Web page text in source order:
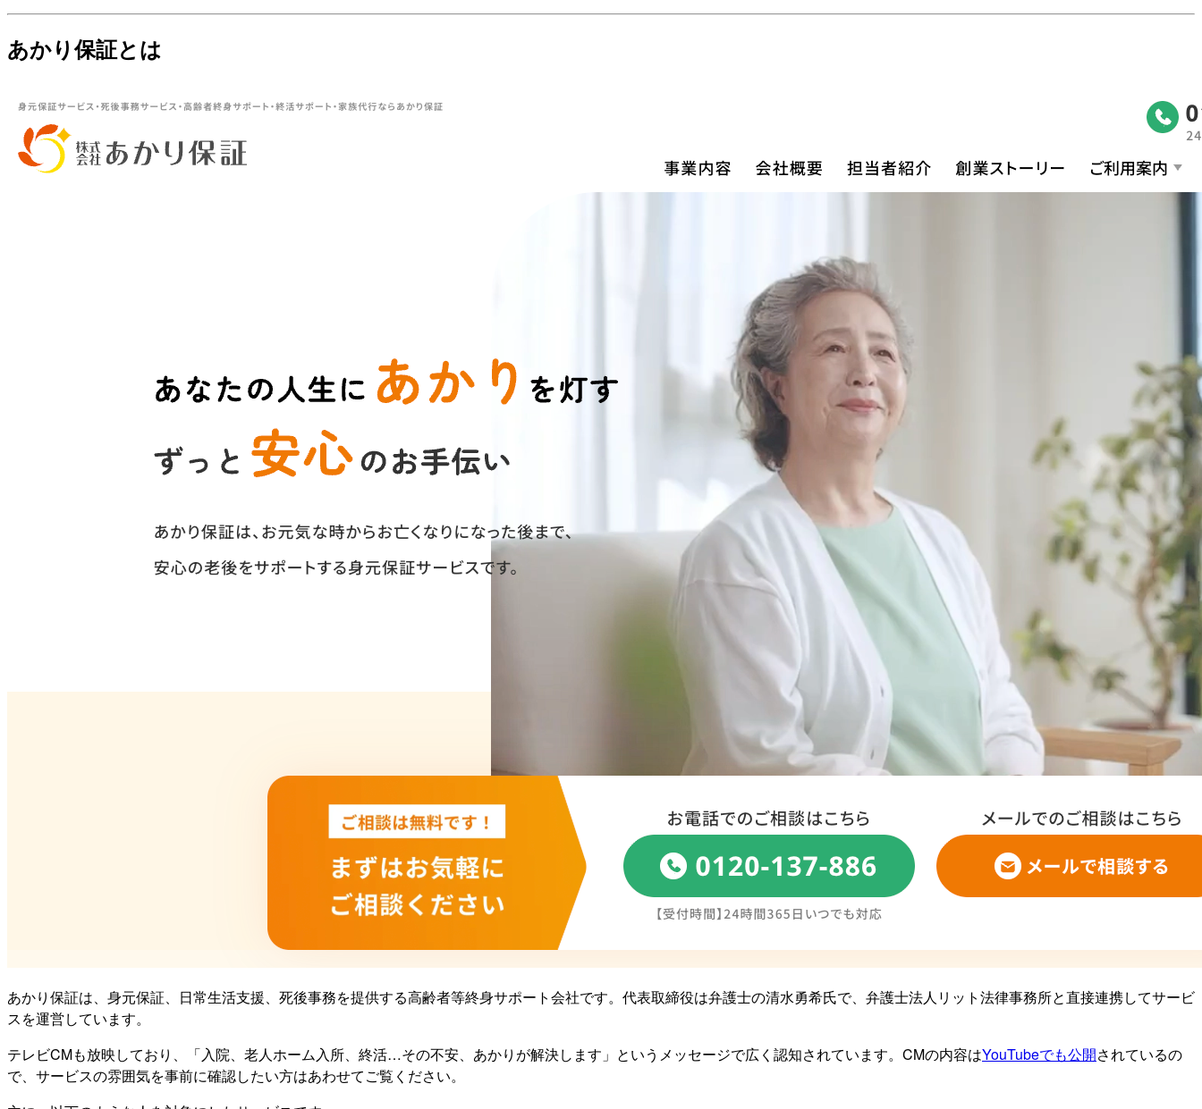
あかり保証とは
あかり保証は、身元保証、日常生活支援、死後事務を提供する高齢者等終身サポート会社です。代表取締役は弁護士の清水勇希氏で、弁護士法人リット法律事務所と直接連携してサービ
スを運営しています。
テレビCMも放映しており、「入院、老人ホーム入所、終活…その不安、あかりが解決します」というメッセージで広く認知されています。CMの内容はYouTubeでも公開されているの
で、サービスの雰囲気を事前に確認したい方はあわせてご覧ください。